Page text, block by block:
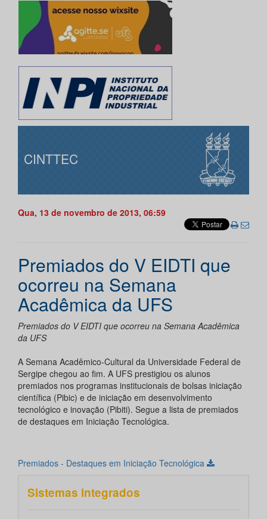
CINTTEC
Qua, 13 de novembro de 2013, 06:59
Premiados do V EIDTI que
ocorreu na Semana
Acadêmica da UFS
Premiados do V EIDTI que ocorreu na Semana Acadêmica
da UFS
A Semana Acadêmico-Cultural da Universidade Federal de
Sergipe chegou ao fim. A UFS prestigiou os alunos
premiados nos programas institucionais de bolsas iniciação
científica (Pibic) e de iniciação em desenvolvimento
tecnológico e inovação (Pibiti). Segue a lista de premiados
de destaques em Iniciação Tecnológica.
Premiados - Destaques em Iniciação Tecnológica
Sistemas integrados